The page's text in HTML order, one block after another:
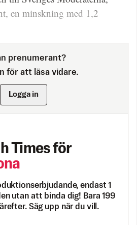
en minskning med 1,2
prenumerant?
för att läsa vidare.
Logga in
Times för
endast 1
utan att binda dig! Bara 199
Säg upp när du vill.